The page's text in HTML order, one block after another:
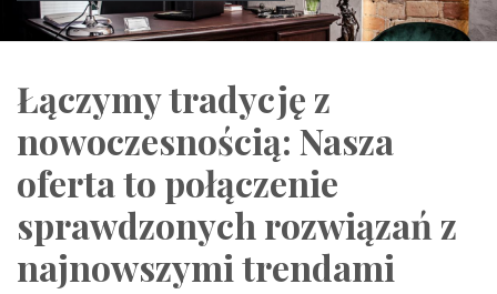
Łączymy tradycję z
nowoczesnością: Nasza
oferta to połączenie
sprawdzonych rozwiązań z
najnowszymi trendami